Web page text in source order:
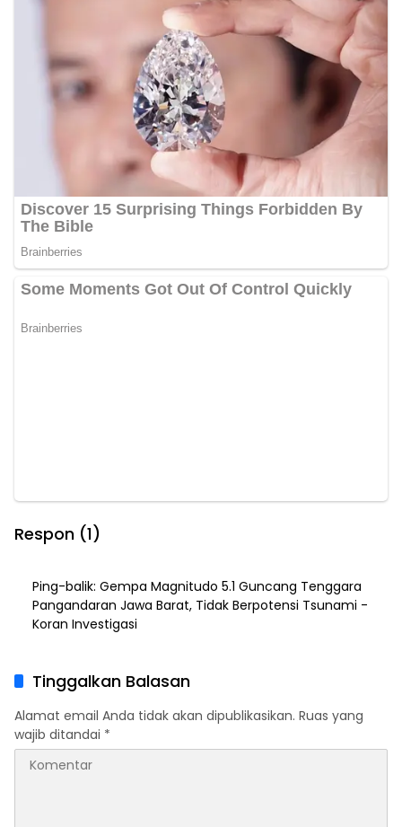
Respon (1)
Ping-balik: Gempa Magnitudo 5.1 Guncang Tenggara
Pangandaran Jawa Barat, Tidak Berpotensi Tsunami -
Koran Investigasi
Tinggalkan Balasan
Alamat email Anda tidak akan dipublikasikan. Ruas yang
wajib ditandai *